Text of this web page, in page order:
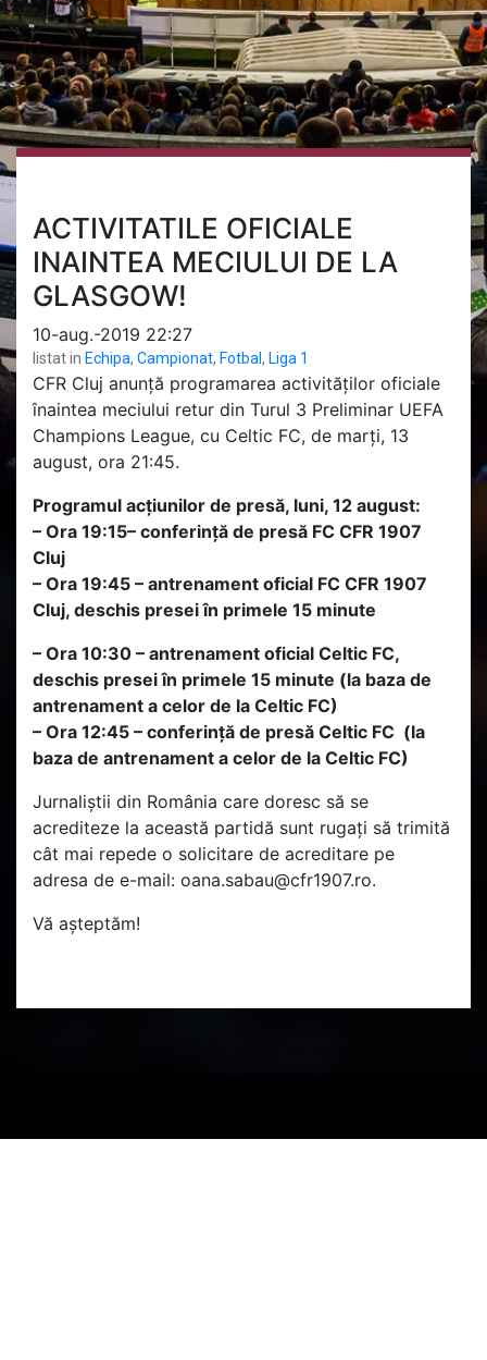
ACTIVITATILE OFICIALE
INAINTEA MECIULUI DE LA
GLASGOW!
10-aug.-2019 22:27
listat in Echipa, Campionat, Fotbal , Liga 1
CFR Cluj anunță programarea activităților oficiale
înaintea meciului retur din Turul 3 Preliminar UEFA
Champions League, cu Celtic FC, de marți, 13
august, ora 21:45.
Programul acțiunilor de presă, luni, 12 august:
– Ora 19:15– conferință de presă FC CFR 1907
Cluj
– Ora 19:45 – antrenament oficial FC CFR 1907
Cluj, deschis presei în primele 15 minute
– Ora 10:30 – antrenament oficial Celtic FC,
deschis presei în primele 15 minute (la baza de
antrenament a celor de la Celtic FC)
– Ora 12:45 – conferință de presă Celtic FC (la
baza de antrenament a celor de la Celtic FC)
Jurnaliștii din România care doresc să se
acrediteze la această partidă sunt rugați să trimită
cât mai repede o solicitare de acreditare pe
adresa de e-mail: oana.sabau@cfr1907.ro.
Vă așteptăm!